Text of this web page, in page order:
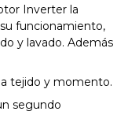
Inverter la
funcionamiento,
y lavado. Además
tejido y momento.
segundo